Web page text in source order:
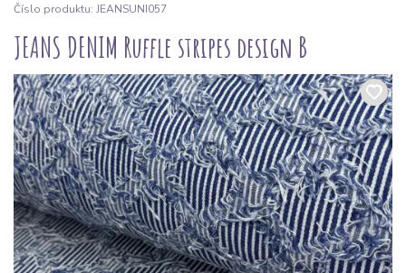
Číslo produktu: JEANSUNI057
JEANS DENIM Ruffle stripes design B